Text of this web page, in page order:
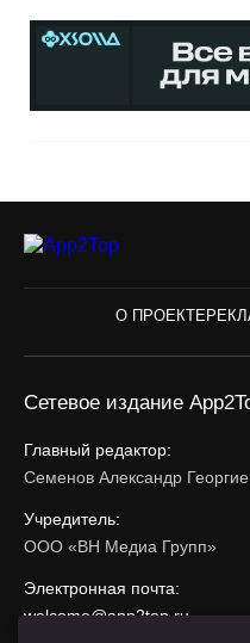
О ПРОЕКТЕ
Сетевое издание
Главный редактор:
Семенов Александр
Учредитель:
ООО «ВН Медиа Групп»
Электронная почта:
welcome@app2top.ru